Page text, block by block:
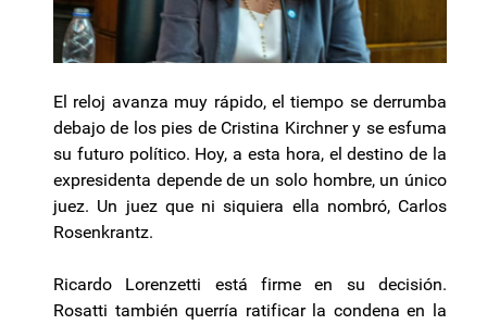
El reloj avanza muy rápido, el tiempo se derrumba
debajo de los pies de Cristina Kirchner y se esfuma
su futuro político. Hoy, a esta hora, el destino de la
expresidenta depende de un solo hombre, un único
juez. Un juez que ni siquiera ella nombró, Carlos
Rosenkrantz.
Ricardo Lorenzetti está firme en su decisión.
Rosatti también querría ratificar la condena en la